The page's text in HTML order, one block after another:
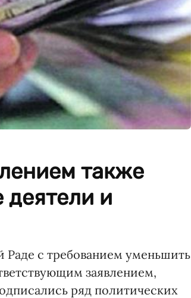
также
и
Раде с требованием уменьшить
заявлением,
ряд политических